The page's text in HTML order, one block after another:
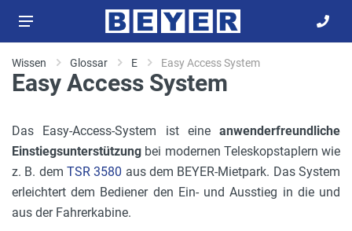
Wissen Glossar E Easy Access System
Easy Access System
Das Easy-Access-System ist eine anwenderfreundliche
Einstiegsunterstützung bei modernen Teleskopstaplern wie
z. B. dem TSR 3580 aus dem BEYER-Mietpark. Das System
erleichtert dem Bediener den Ein- und Ausstieg in die und
aus der Fahrerkabine.